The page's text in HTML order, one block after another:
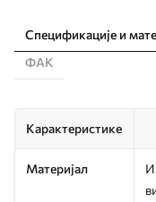
Спецификације и
ФАК
Карактеристике
Материјал